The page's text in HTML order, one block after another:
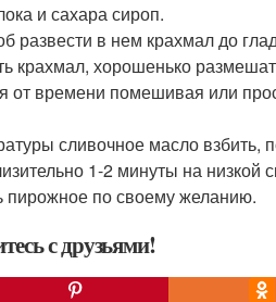
и сахара сироп.
развести в нем крахмал до
крахмал, хорошенько
от времени помешивая или
сливочное масло
1-2 минуты на
пирожное по своему желанию.
с друзьями!